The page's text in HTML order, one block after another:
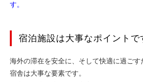
す。
宿泊施設は大事なポイントで
海外の滞在を安全に、そして快適に過ご
宿舎は大事な要素です。